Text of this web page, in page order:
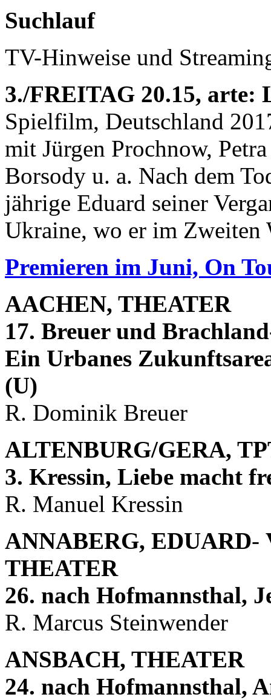
Suchlauf
TV-Hinweise und
3./FREITAG 20.15, arte:
Spielfilm, Deutschland
mit Jürgen Prochnow,
Borsody u. a. Nach dem
jährige Eduard seiner
Ukraine, wo er im Zweiten
Premieren im Juni, On
AACHEN, THEATER
17. Breuer und
Ein Urbanes
(U)
R. Dominik Breuer
ALTENBURG/GERA,
3. Kressin, Liebe macht
R. Manuel Kressin
ANNABERG, EDUARD-
THEATER
26. nach Hofmannsthal,
R. Marcus Steinwender
ANSBACH, THEATER
24. nach Hofmannsthal,